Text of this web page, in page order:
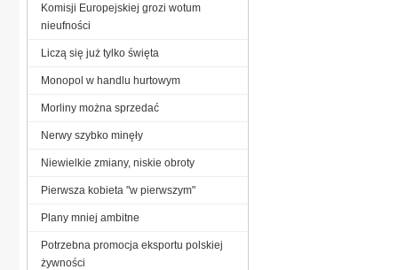
Komisji Europejskiej grozi wotum
nieufności
Liczą się już tylko święta
Monopol w handlu hurtowym
Morliny można sprzedać
Nerwy szybko minęły
Niewielkie zmiany, niskie obroty
Pierwsza kobieta "w pierwszym"
Plany mniej ambitne
Potrzebna promocja eksportu polskiej
żywności